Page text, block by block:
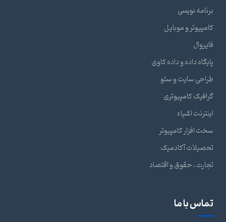
برنامه نویسی
کامپیوتر و موبایل
فایروال
پایگاه داده و داده کاوی
طراحی سایت و سئو
گرافیک کامپیوتری
اینترنت اشیاء
سخت افزار کامپیوتر
تحصیلات آکادمیک
تجارت ، حقوق و اقتصاد
تماس با ما